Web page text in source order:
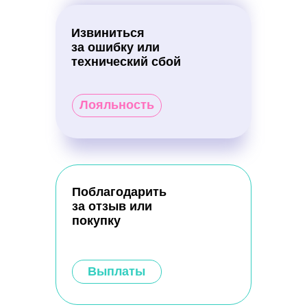
Извиниться
за ошибку или
технический сбой
Лояльность
Поблагодарить
за отзыв или
покупку
Выплаты